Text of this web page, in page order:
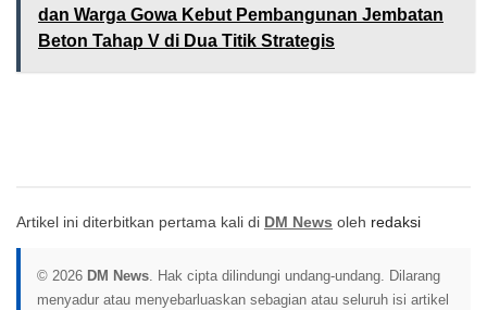
dan Warga Gowa Kebut Pembangunan Jembatan
Beton Tahap V di Dua Titik Strategis
Artikel ini diterbitkan pertama kali di DM News oleh redaksi
© 2026 DM News. Hak cipta dilindungi undang-undang. Dilarang
menyadur atau menyebarluaskan sebagian atau seluruh isi artikel